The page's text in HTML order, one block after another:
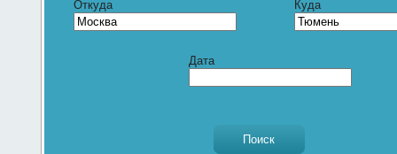
Откуда Куда
Дата